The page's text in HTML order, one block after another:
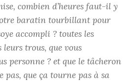
combien d’heures faut-il y
baratin tourbillant pour
accompli ? toutes les
trous, que vous
personne ? et que le tâcheron
pas, que ça tourne pas à sa